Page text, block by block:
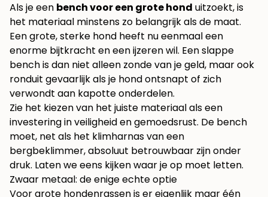
Als je een bench voor een grote hond uitzoekt, is
het materiaal minstens zo belangrijk als de maat.
Een grote, sterke hond heeft nu eenmaal een
enorme bijtkracht en een ijzeren wil. Een slappe
bench is dan niet alleen zonde van je geld, maar ook
ronduit gevaarlijk als je hond ontsnapt of zich
verwondt aan kapotte onderdelen.
Zie het kiezen van het juiste materiaal als een
investering in veiligheid en gemoedsrust. De bench
moet, net als het klimharnas van een
bergbeklimmer, absoluut betrouwbaar zijn onder
druk. Laten we eens kijken waar je op moet letten.
Zwaar metaal: de enige echte optie
Voor grote hondenrassen is er eigenlijk maar één